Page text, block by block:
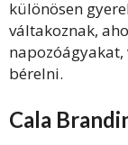
különösen
váltakoznak,
bérelni.
Cala